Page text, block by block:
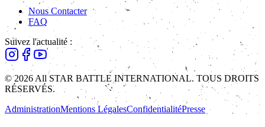
Nous Contacter
FAQ
Suivez l'actualité :
© 2026 All STAR BATTLE INTERNATIONAL. TOUS DROITS
RÉSERVÉS.
AdministrationMentions LégalesConfidentialitéPresse